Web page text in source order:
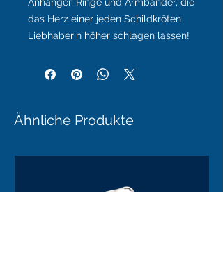
Anhänger, Ringe und Armbänder, die
das Herz einer jeden Schildkröten
Liebhaberin höher schlagen lassen!
Ähnliche Produkte